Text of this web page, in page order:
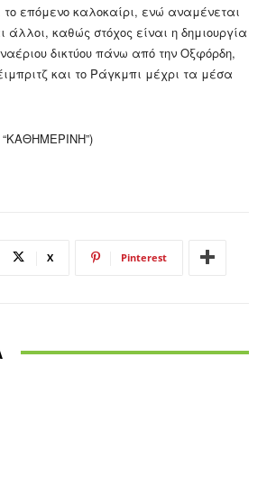
το επόμενο καλοκαίρι, ενώ αναμένεται
άλλοι, καθώς στόχος είναι η δημιουργία
δικτύου πάνω από την Οξφόρδη,
και το Ράγκμπι μέχρι τα μέσα
X Pinterest